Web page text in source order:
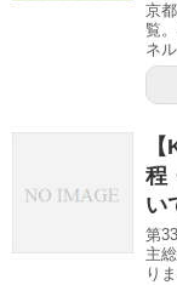
京
覧
ネ
程
い
第
主
り